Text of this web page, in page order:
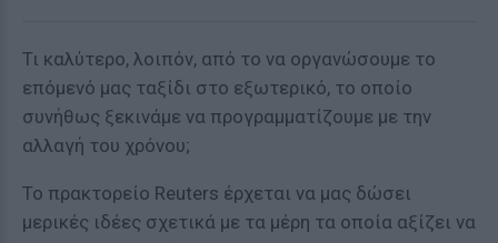
Τι καλύτερο, λοιπόν, από το να οργανώσουμε το
επόμενό μας ταξίδι στο εξωτερικό, το οποίο
συνήθως ξεκινάμε να προγραμματίζουμε με την
αλλαγή του χρόνου;
Το πρακτορείο Reuters έρχεται να μας δώσει
μερικές ιδέες σχετικά με τα μέρη τα οποία αξίζει να